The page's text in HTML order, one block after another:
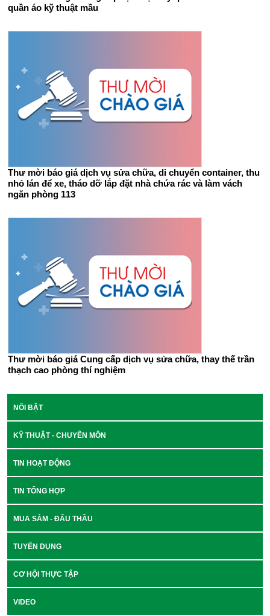
quần áo kỹ thuật mầu
Thư mời báo giá dịch vụ sửa chữa, di chuyển container, thu
nhỏ lán để xe, tháo dỡ lắp đặt nhà chứa rác và làm vách
ngăn phòng 113
Thư mời báo giá Cung cấp dịch vụ sửa chữa, thay thế trần
thạch cao phòng thí nghiệm
NỔI BẬT
KỸ THUẬT - CHUYÊN MÔN
TIN HOẠT ĐỘNG
TIN TỔNG HỢP
MUA SẮM - ĐẤU THẦU
TUYỂN DỤNG
CƠ HỘI THỰC TẬP
VIDEO